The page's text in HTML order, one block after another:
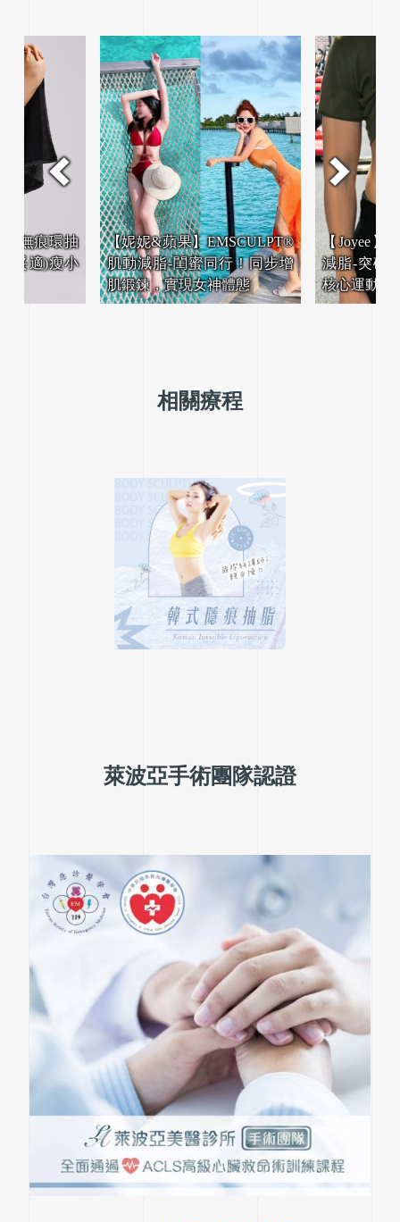
！同步增
【Joyee】EMSCULPT®肌動
減脂-突破健身撞牆期，強化
核心運動效果加倍！
【飄飄】
無痕環抽-
得，美腿十
相關療程
萊波亞手術團隊認證